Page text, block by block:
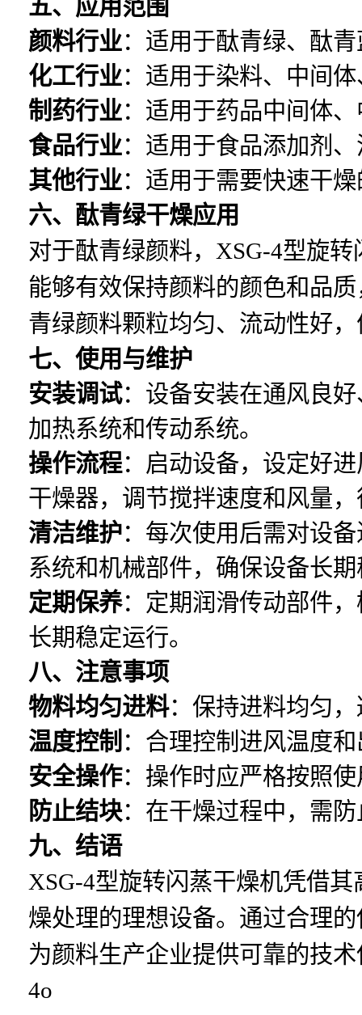
五、应用范围
颜料行业：适用于酞青绿、酞
化工行业：适用于染料、中间
制药行业：适用于药品中间体
食品行业：适用于食品添加剂
其他行业：适用于需要快速干
六、酞青绿干燥应用
对于酞青绿颜料，XSG-4型旋
能够有效保持颜料的颜色和品
青绿颜料颗粒均匀、流动性好
七、使用与维护
安装调试：设备安装在通风良
加热系统和传动系统。
操作流程：启动设备，设定好
干燥器，调节搅拌速度和风量
清洁维护：每次使用后需对设
系统和机械部件，确保设备长
定期保养：定期润滑传动部件
长期稳定运行。
八、注意事项
物料均匀进料：保持进料均匀
温度控制 ：合理控制进风温度
安全操作：操作时应严格按照
防止结块：在干燥过程中，需
九、结语
XSG-4型旋转闪蒸干燥机凭借
燥处理的理想设备。通过合理
为颜料生产企业提供可靠的技
4o